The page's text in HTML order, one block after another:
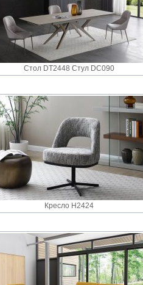
Стол DT2448 Стул DC090
Кресло H2424